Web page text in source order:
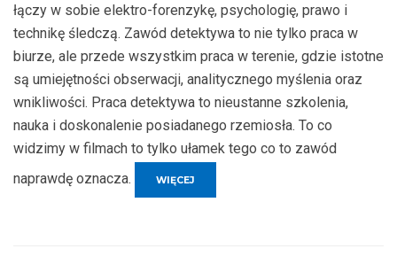
łączy w sobie elektro-forenzykę, psychologię, prawo i
technikę śledczą. Zawód detektywa to nie tylko praca w
biurze, ale przede wszystkim praca w terenie, gdzie istotne
są umiejętności obserwacji, analitycznego myślenia oraz
wnikliwości. Praca detektywa to nieustanne szkolenia,
nauka i doskonalenie posiadanego rzemiosła. To co
widzimy w filmach to tylko ułamek tego co to zawód
naprawdę oznacza.
WIĘCEJ